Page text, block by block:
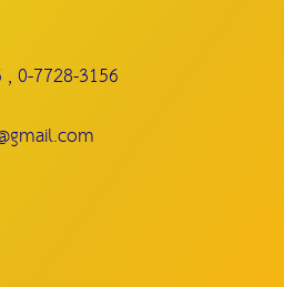
0-7728-3156